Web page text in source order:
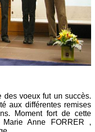
des voeux fut un succès.
aux différentes remises
Moment fort de cette
Anne FORRER ,